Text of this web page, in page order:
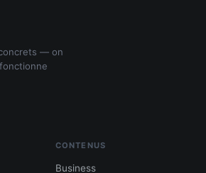
— on
CONTENUS
Business